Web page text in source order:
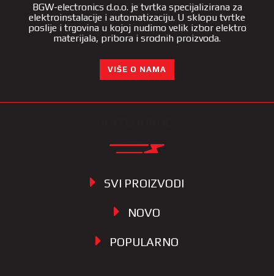
BGW-electronics d.o.o. je tvrtka specijalizirana za
elektroinstalacije i automatizaciju. U sklopu tvrtke
poslije i trgovina u kojoj nudimo velik izbor elektro
materijala, pribora i srodnih proizvoda.
VIŠE O NAMA
SVI PROIZVODI
NOVO
POPULARNO